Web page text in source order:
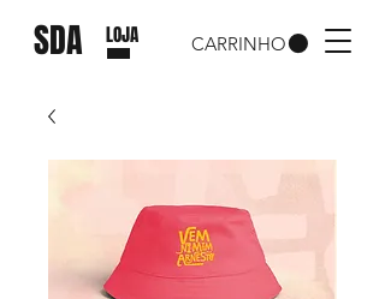
CARRINHO
SDA LOJA